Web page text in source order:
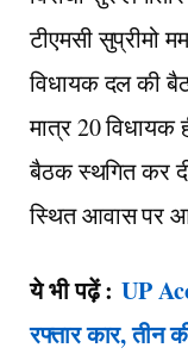
टीएमसी सुप्रीमो
विधायक दल की
मात्र 20 विधायक
बैठक स्थगित कर
स्थित आवास पर
ये भी पढ़ें :UP
रफ्तार कार, तीन